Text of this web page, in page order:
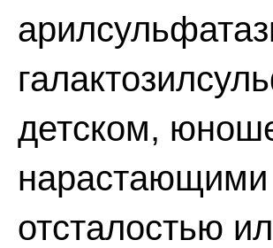
детском,
нарастающими
отсталостью